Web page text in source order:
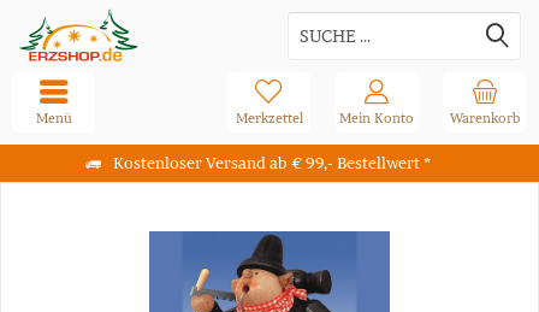
Kostenloser Versand ab € 99,- Bestellwert *
Warenkorb
Merkzettel Mein Konto
Menü